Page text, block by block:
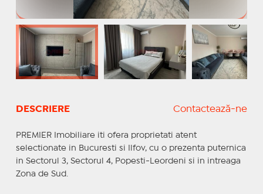
DESCRIERE Contactează-ne
PREMIER Imobiliare iti ofera proprietati atent
selectionate in Bucuresti si Ilfov, cu o prezenta puternica
in Sectorul 3, Sectorul 4, Popesti-Leordeni si in intreaga
Zona de Sud.